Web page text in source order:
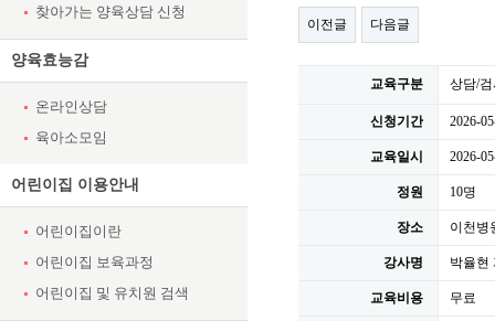
찾아가는 양육상담 신청
양육효능감
온라인상담
육아소모임
어린이집 이용안내
어린이집이란
어린이집 보육과정
어린이집 및 유치원 검색
이전글 다음글
교육구분 상담/
신청기간 2026-
교육일시 2026-
정원 10명
장소 이천병
강사명 박율현
교육비용 무료